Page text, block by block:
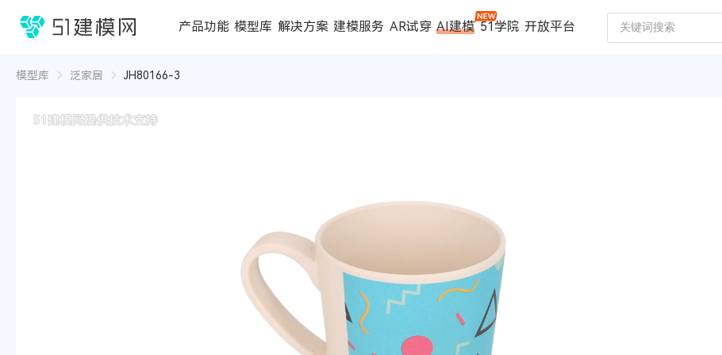
1688
产品功能
3D编辑器
在线3D工具
模型库 解决方案 建模服务 AR试穿 AI建模 51学院 开放平台
模型库 泛家居 JH80166-3